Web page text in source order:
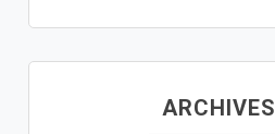
ARCHIVES